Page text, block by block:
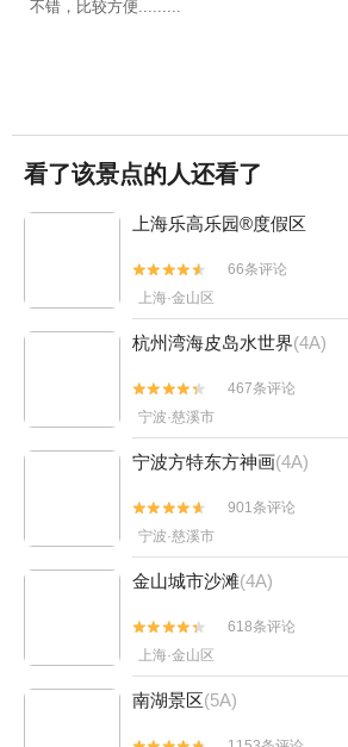
不错，比较方便.........
看了该景点的人还看了
上海乐高乐园®度假区


66条评论
上海·金山区
杭州湾海皮岛水世界(4A)


467条评论
宁波·慈溪市
宁波方特东方神画(4A)


901条评论
宁波·慈溪市
金山城市沙滩(4A)


618条评论
上海·金山区
南湖景区(5A)